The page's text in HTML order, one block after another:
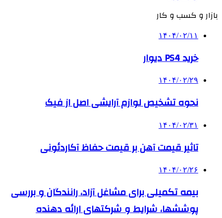
بازار و کسب و کار
۱۴۰۴/۰۲/۱۱
خرید PS4 دیوار
۱۴۰۴/۰۲/۲۹
نحوه تشخیص لوازم آرایشی اصل از فیک
۱۴۰۴/۰۲/۳۱
تاثیر قیمت آهن بر قیمت حفاظ آکاردئونی
۱۴۰۴/۰۲/۲۶
بیمه تکمیلی برای مشاغل آزاد، رانندگان و بررسی
پوششها، شرایط و شرکتهای ارائه دهنده